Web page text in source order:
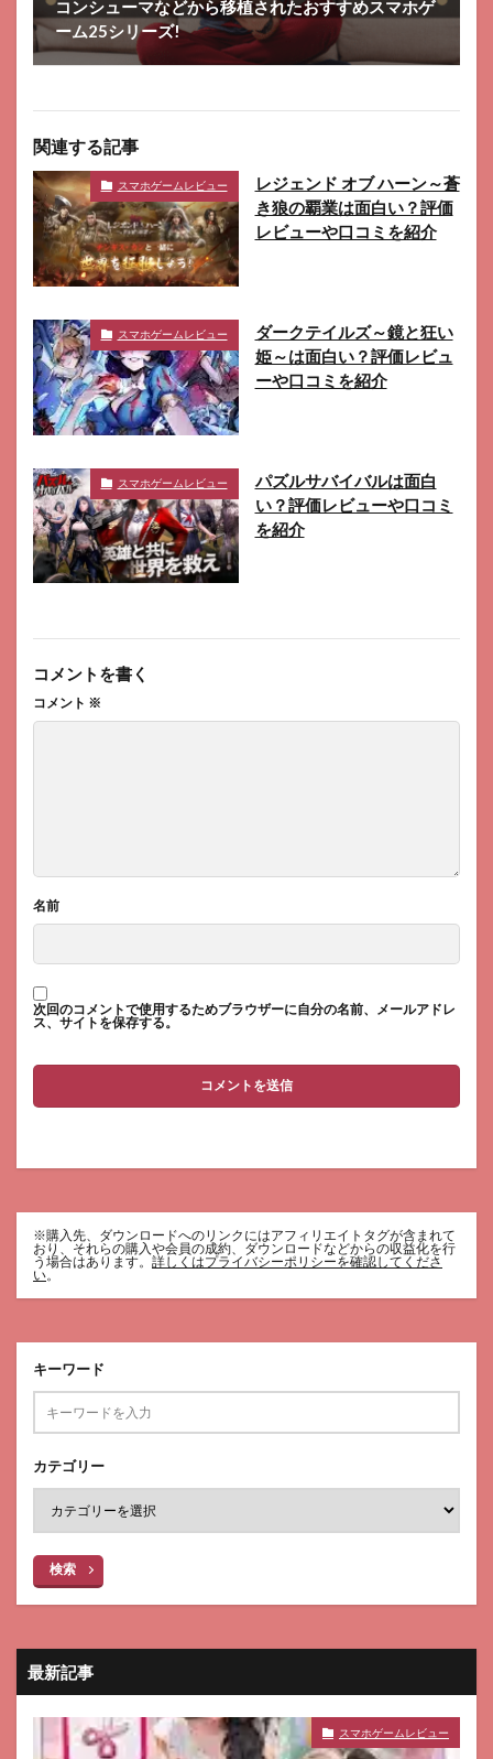
コンシューマなどから移植されたおすすめスマホゲ
ーム25シリーズ!
関連する記事
スマホゲームレビュー
レジェンド オブ ハーン～蒼
き狼の覇業は面白い？評価
レビューや口コミを紹介
スマホゲームレビュー
ダークテイルズ～鏡と狂い
姫～は面白い？評価レビュ
ーや口コミを紹介
スマホゲームレビュー
パズルサバイバルは面白
い？評価レビューや口コミ
を紹介
コメントを書く
コメント ※
名前
次回のコメントで使用するためブラウザーに自分の名前、メールアドレ
ス、サイトを保存する。
※購入先、ダウンロードへのリンクにはアフィリエイトタグが含まれて
おり、それらの購入や会員の成約、ダウンロードなどからの収益化を行
う場合はあります。 詳しくはプライバシーポリシーを確認してくださ
い。
キーワード
カテゴリー
検索
最新記事
スマホゲームレビュー